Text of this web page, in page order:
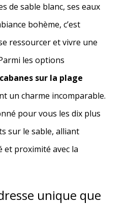
de sable blanc, ses eaux
bohème, c’est
ressourcer et vivre une
les options
cabanes sur la plage
un charme incomparable.
pour vous les dix plus
sur le sable, alliant
proximité avec la
unique que